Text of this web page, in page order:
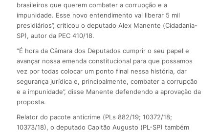
brasileiros que querem combater a corrupção e a
impunidade. Esse novo entendimento vai liberar 5 mil
presidiários”, criticou o deputado Alex Manente (Cidadania-
SP), autor da PEC 410/18.
“É hora da Câmara dos Deputados cumprir o seu papel e
avançar nossa emenda constitucional para que possamos
vez por todas colocar um ponto final nessa história, dar
segurança jurídica e, principalmente, combater a corrupção
e a impunidade”, disse Manente defendendo a aprovação da
proposta.
Relator do pacote anticrime (PLs 882/19; 10372/18;
10373/18), o deputado Capitão Augusto (PL-SP) também